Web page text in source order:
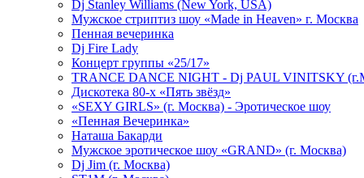
Dj Stanley Williams (New York, USA)
Мужское стриптиз шоу «Made in Heaven» г. Москва
Пенная вечеринка
Dj Fire Lady
Концерт группы «25/17»
TRANCE DANCE NIGHT - Dj PAUL VINITSKY
Дискотека 80-х «Пять звёзд»
«SEXY GIRLS» (г. Москва) - Эротическое шоу
«Пенная Вечеринка»
Hаташа Бакарди
Мужское эротическое шоу «GRAND» (г. Москва)
Dj Jim (г. Москва)